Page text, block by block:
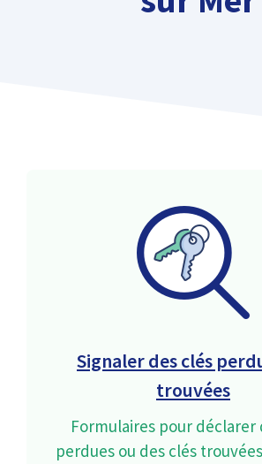
Signaler des clés
trouvées
Formulaires pour déclarer
perdues ou des clés